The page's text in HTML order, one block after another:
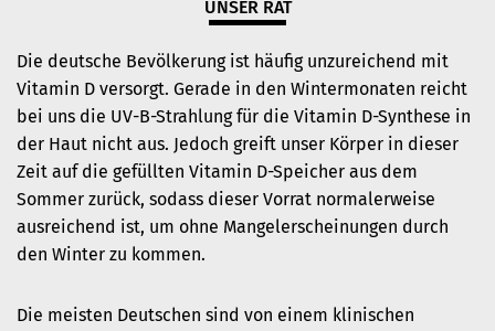
UNSER RAT
Die deutsche Bevölkerung ist häufig unzureichend mit
Vitamin D versorgt. Gerade in den Wintermonaten reicht
bei uns die UV-B-Strahlung für die Vitamin D-Synthese in
der Haut nicht aus. Jedoch greift unser Körper in dieser
Zeit auf die gefüllten Vitamin D-Speicher aus dem
Sommer zurück, sodass dieser Vorrat normalerweise
ausreichend ist, um ohne Mangelerscheinungen durch
den Winter zu kommen.
Die meisten Deutschen sind von einem klinischen